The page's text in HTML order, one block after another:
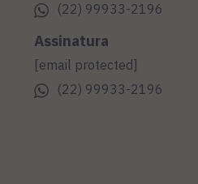
(22) 99933-2196
Assinatura
[email protected]
(22) 99933-2196